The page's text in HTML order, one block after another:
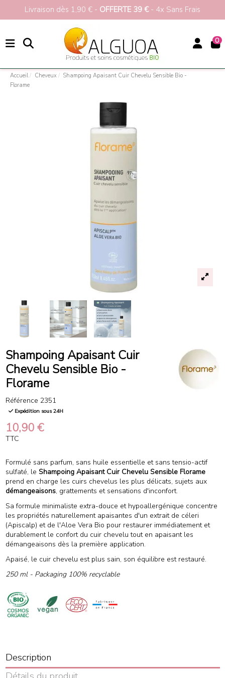
Livraison dès 1,90 € - OFFERTE 39 €- 4x Sans Frais
0
Accueil Cheveux
Shampoing Apaisant Cuir Chevelu Sensible Bio -
Florame
Shampoing Apaisant Cuir
Chevelu Sensible Bio -
Florame
Référence 2351
Expédition sous 24H
10,90 €
TTC
Formulé sans parfum, sans huile essentielle et sans tensio-actif
sulfaté, le Shampoing Apaisant Cuir Chevelu Sensible Florame
prend en charge les cuirs chevelus les plus délicats, sujets aux
démangeaisons, grattements et sensations d'inconfort.
Sa formule minimaliste extra-douce et hypoallergénique concentre
les propriétés naturellement apaisantes d'un extrait de céleri
(Apiscalp) et de l'Aloe Vera Bio pour restaurer immédiatement et
durablement le confort du cuir chevelu tout en apaisant les
démangeaisons dès la première application.
Apaisé, le cuir chevelu est plus sain, son équilibre est restauré.
250 ml - Packaging 100% recyclable
Description